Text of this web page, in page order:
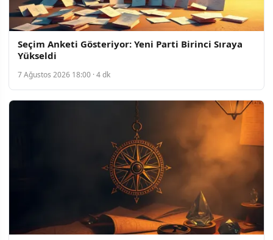
Seçim Anketi Gösteriyor: Yeni Parti Birinci Sıraya
Yükseldi
7 Ağustos 2026 18:00 · 4 dk